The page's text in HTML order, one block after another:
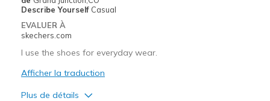
Describe Yourself Casual
EVALUER À
skechers.com
I use the shoes for everyday wear.
Afficher la traduction
Plus de détails